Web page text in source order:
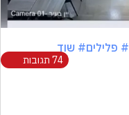
# פלילים# שוד
74 תגובות